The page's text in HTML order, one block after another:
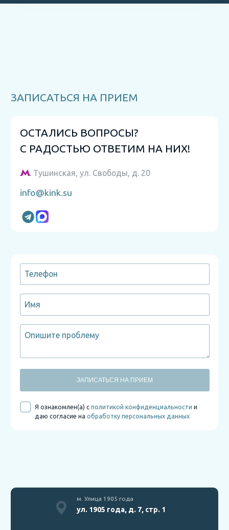
ЗАПИСАТЬСЯ НА ПРИЕМ
ОСТАЛИСЬ ВОПРОСЫ?
С РАДОСТЬЮ ОТВЕТИМ НА НИХ!
Тушинская, ул. Свободы, д. 20
info@kink.su
ЗАПИСАТЬСЯ НА ПРИЕМ
Я ознакомлен(а) сполитикой конфиденциальности и
даю согласие наобработку персональных данных
м. Улица 1905 года
ул. 1905 года, д. 7, стр. 1